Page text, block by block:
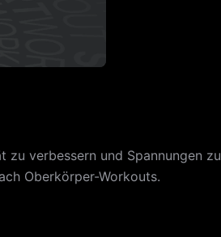
verbessern und Spannungen zu
Oberkörper-Workouts.